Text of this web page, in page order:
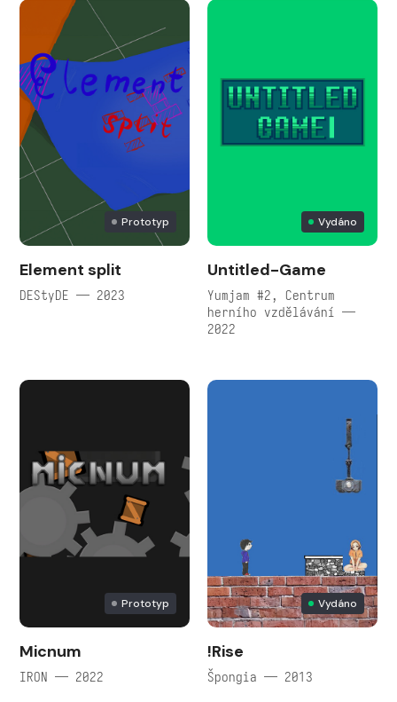
Prototyp
Element split
DEStyDE — 2023
Vydáno
Untitled-Game
Yumjam #2, Centrum
herního vzdělávání —
2022
Prototyp
Micnum
IRON — 2022
Vydáno
!Rise
Špongia — 2013